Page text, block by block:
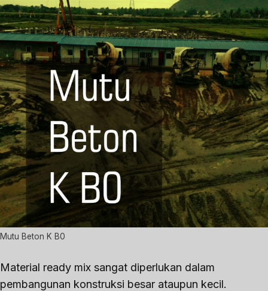
Mutu Beton K B0
Material ready mix sangat diperlukan dalam
pembangunan konstruksi besar ataupun kecil.